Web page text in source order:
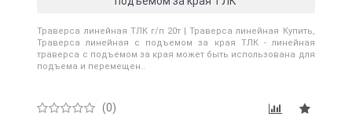
Траверса линейная ТЛК г/п 20т | Траверса линейная Купить,
Траверса линейная с подъемом за края ТЛК - линейная
траверса с подъемом за края может быть использована для
подъема и перемещен..
(0)